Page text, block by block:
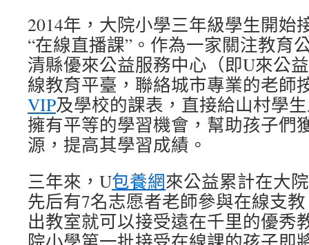
2014年，大院小學三年級學生開始
“在線直播課”。作為一家關注教育
清縣優來公益服務中心（即U來公益
線教育平臺，聯絡城市專業的老師
VIP及學校的課表，直接給山村學
擁有平等的學習機會，幫助孩子們
源，提高其學習成績。
三年來，U包養網來公益累計在大
先后有7名志愿者老師參與在線支
出教室就可以接受遠在千里的優秀